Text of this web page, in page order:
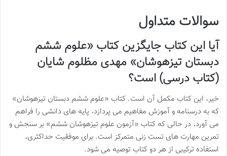
سوالات متداول
آیا این کتاب جایگزین کتاب «علوم ششم
دبستان تیزهوشان» مهدی مظلوم شایان
(کتاب درسی) است؟
خیر، این کتاب مکمل آن است. کتاب «علوم ششم دبستان تیزهوشان»
که به درسنامه و آموزش مفاهیم می پردازد، پایه های دانشی را فراهم
می آورد، در حالی که کتاب «آزمون علوم تیزهوشان ششم» بر سنجش و
تمرین مهارت های تست زنی متمرکز است. برای موفقیت حداکثری،
استفاده ترکیبی از هر دو کتاب توصیه می شود.